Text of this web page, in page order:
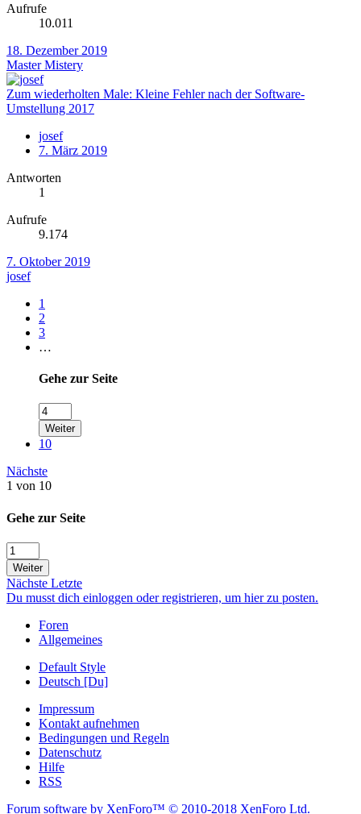
Aufrufe
10.011
18. Dezember 2019
Master Mistery
Zum wiederholten Male: Kleine Fehler nach der Software-
Umstellung 2017
josef
7. März 2019
Antworten
1
Aufrufe
9.174
7. Oktober 2019
josef
1
2
3
…
Gehe zur Seite
Weiter
10
Nächste
1 von 10
Gehe zur Seite
Weiter
Nächste Letzte
Du musst dich einloggen oder registrieren, um hier zu posten.
Foren
Allgemeines
Default Style
Deutsch [Du]
Impressum
Kontakt aufnehmen
Bedingungen und Regeln
Datenschutz
Hilfe
RSS
Forum software by XenForo™ © 2010-2018 XenForo Ltd.